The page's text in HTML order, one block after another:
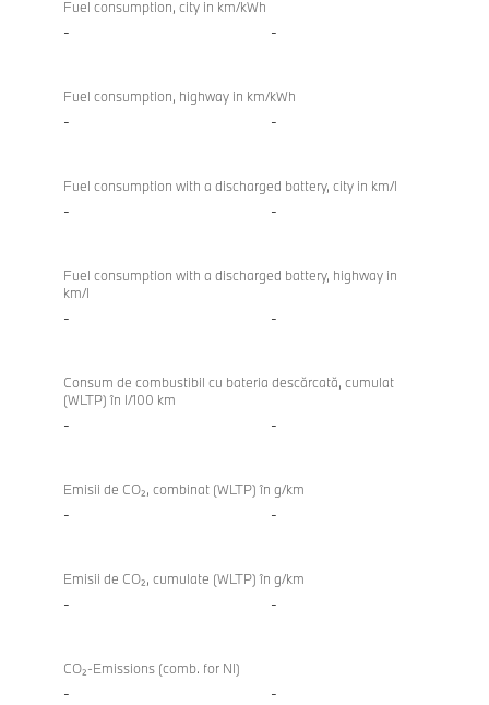
Fuel consumption, city in km/kWh
- -
Fuel consumption, highway in km/kWh
- -
Fuel consumption with a discharged battery, city in km/l
- -
Fuel consumption with a discharged battery, highway in
km/l
- -
Consum de combustibil cu bateria descărcată, cumulat
(WLTP) în l/100 km
- -
Emisii de CO₂, combinat (WLTP) în g/km
- -
Emisii de CO₂, cumulate (WLTP) în g/km
- -
CO₂-Emissions (comb. for NI)
- -